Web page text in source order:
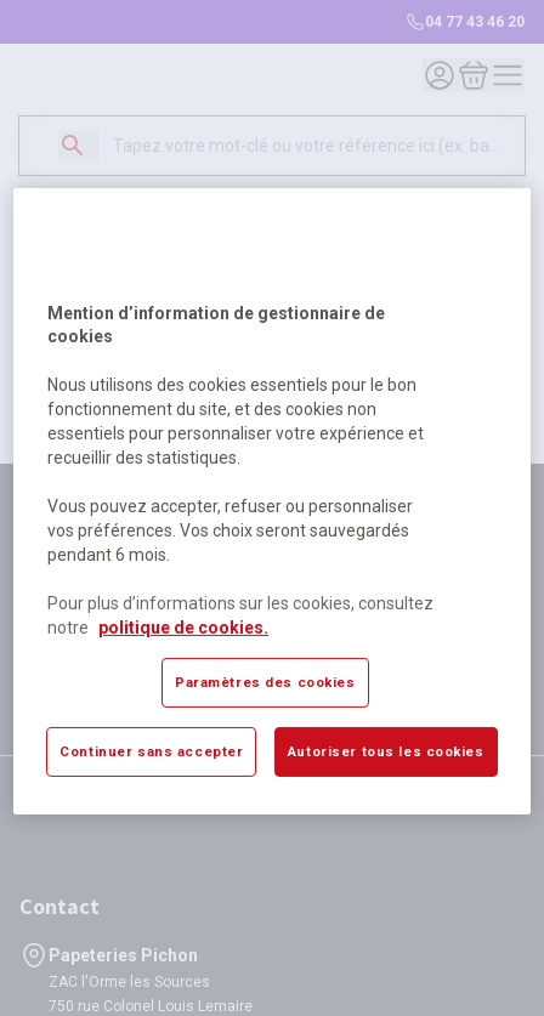
04 77 43 46 20
Mon compte
Mon
500
excuser pour la gêne occasionée.
Retour Retour à l'accueil
Plus de 180 personnes
à votre écoute
Plus de 80 000 références
disponibles
Expédition le jour même
si validation avant 12h
satisfaction totale
Contact
Papeteries Pichon
ZAC l'Orme les Sources
750 rue Colonel Louis Lemaire
Mention d’information de gestionnaire de
cookies
Nous utilisons des cookies essentiels pour le bon
fonctionnement du site, et des cookies non
essentiels pour personnaliser votre expérience et
recueillir des statistiques.
Vous pouvez accepter, refuser ou personnaliser
vos préférences. Vos choix seront sauvegardés
pendant 6 mois.
Pour plus d’informations sur les cookies, consultez
notre
politique de cookies.
Paramètres des cookies
Continuer sans accepter Autoriser tous les cookies